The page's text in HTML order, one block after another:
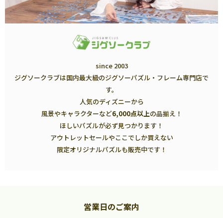
since 2003
ジグソークラブは国内最大級のジグソーパズル・フレーム専門店で
す。
人気のディズニーから
風景やキャラクターなど6,000点以上の品揃え！
ほしいパズルが必ず見つかります！
アウトレットセールやここでしか買えない
限定オリジナルパズルも販売中です！
営業日のご案内